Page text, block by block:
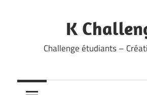
K
Challenge étudiants –